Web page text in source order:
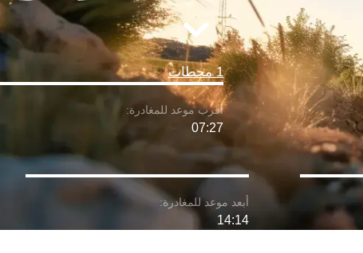
1 محطات
07:27
14:14